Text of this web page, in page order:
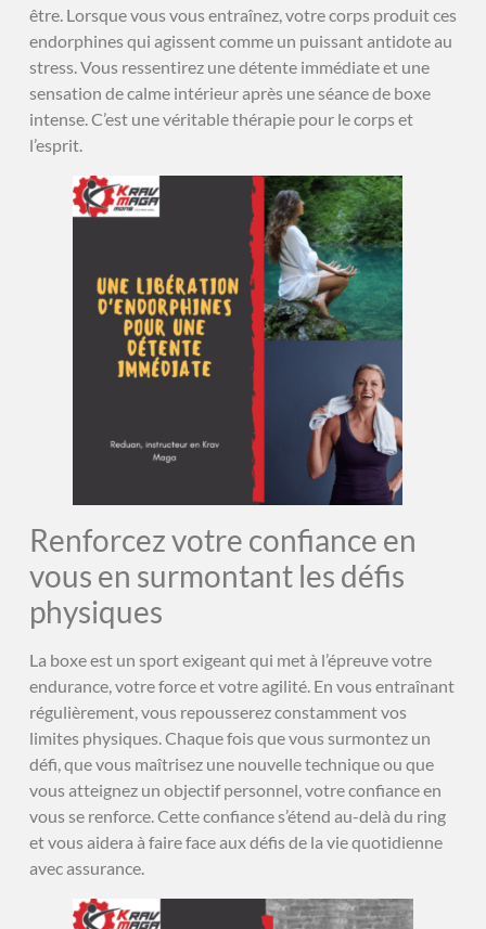
être. Lorsque vous vous entraînez, votre corps produit ces
endorphines qui agissent comme un puissant antidote au
stress. Vous ressentirez une détente immédiate et une
sensation de calme intérieur après une séance de boxe
intense. C’est une véritable thérapie pour le corps et
l’esprit.
Renforcez votre confiance en
vous en surmontant les défis
physiques
La boxe est un sport exigeant qui met à l’épreuve votre
endurance, votre force et votre agilité. En vous entraînant
régulièrement, vous repousserez constamment vos
limites physiques. Chaque fois que vous surmontez un
défi, que vous maîtrisez une nouvelle technique ou que
vous atteignez un objectif personnel, votre confiance en
vous se renforce. Cette confiance s’étend au-delà du ring
et vous aidera à faire face aux défis de la vie quotidienne
avec assurance.